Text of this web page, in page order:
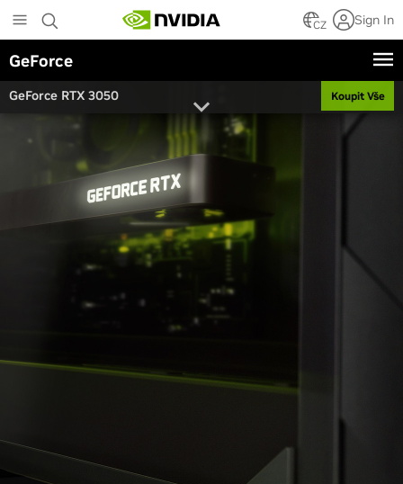
to
main
content
CZ Sign In
GeForce
GeForce RTX 3050 Koupit Vše